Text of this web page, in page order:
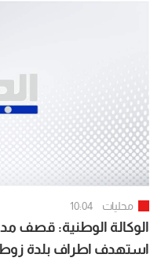
محليات 10:04
الوكالة الوطنية: قصف
استهدف اطراف بلدة